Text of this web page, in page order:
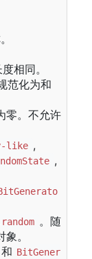
相同。
范化为和
零。不允许
like ,
,
。随
。
和 BitGener